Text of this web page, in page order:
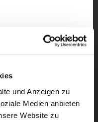
und Anzeigen zu
Medien anbieten
Website zu